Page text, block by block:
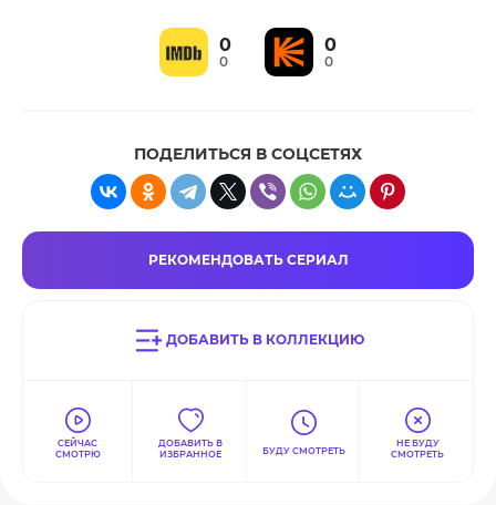
0
0
0
0
ПОДЕЛИТЬСЯ В СОЦСЕТЯХ
РЕКОМЕНДОВАТЬ СЕРИАЛ
ДОБАВИТЬ В КОЛЛЕКЦИЮ
СЕЙЧАС
СМОТРЮ
ДОБАВИТЬ В
ИЗБРАННОЕ
БУДУ СМОТРЕТЬ
НЕ БУДУ
СМОТРЕТЬ